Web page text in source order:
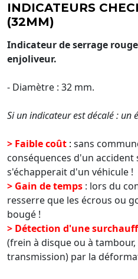
INDICATEURS
(32MM)
Indicateur de serrage
enjoliveur.
- Diamètre : 32 mm.
Si un indicateur est décalé : un
> Faible coût : sans
conséquences d'un
s'échapperait d'un véhicule !
> Gain de temps : lors du
resserre que les écrous ou
bougé !
> Détection d'une
(frein à disque ou à
transmission) par la